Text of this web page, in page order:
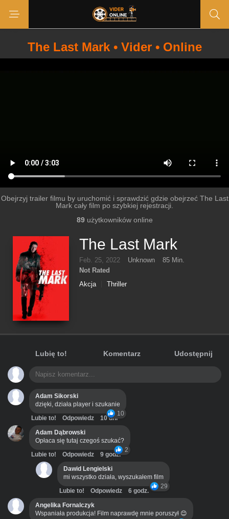
The Last Mark • Vider • Online
Obejrzyj trailer filmu by uruchomić i sprawdzić gdzie obejrzeć The Last
Mark cały film po szybkiej rejestracji.
89użytkowników online
The Last Mark
Feb. 25, 2022 Unknown
85 Min.
Not Rated
Akcja
Thriller
Lubię to! Komentarz Udostępnij
Adam Sikorski
dzięki, działa player i szukanie
10
Lubie to! Odpowiedz
10 dni
Adam Dąbrowski
Opłaca się tutaj czegoś szukać?
2
Lubie to! Odpowiedz
9 godz.
Dawid Lengielski
mi wszystko działa, wyszukałem film
29
Lubie to! Odpowiedz
6 godz.
Angelika Fornalczyk
Wspaniała produkcja! Film naprawdę mnie poruszył 😊